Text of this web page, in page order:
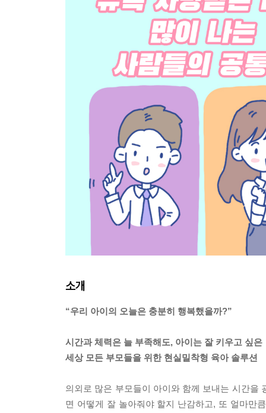
소개
“우리 아이의 오늘은 충분히 행복했을까?”
시간과 체력은 늘 부족해도, 아이는 잘 키우고 싶은
세상 모든 부모들을 위한 현실밀착형 육아 솔루션
의외로 많은 부모들이 아이와 함께 보내는 시간을
면 어떻게 잘 놀아줘야 할지 난감하고, 또 얼마만